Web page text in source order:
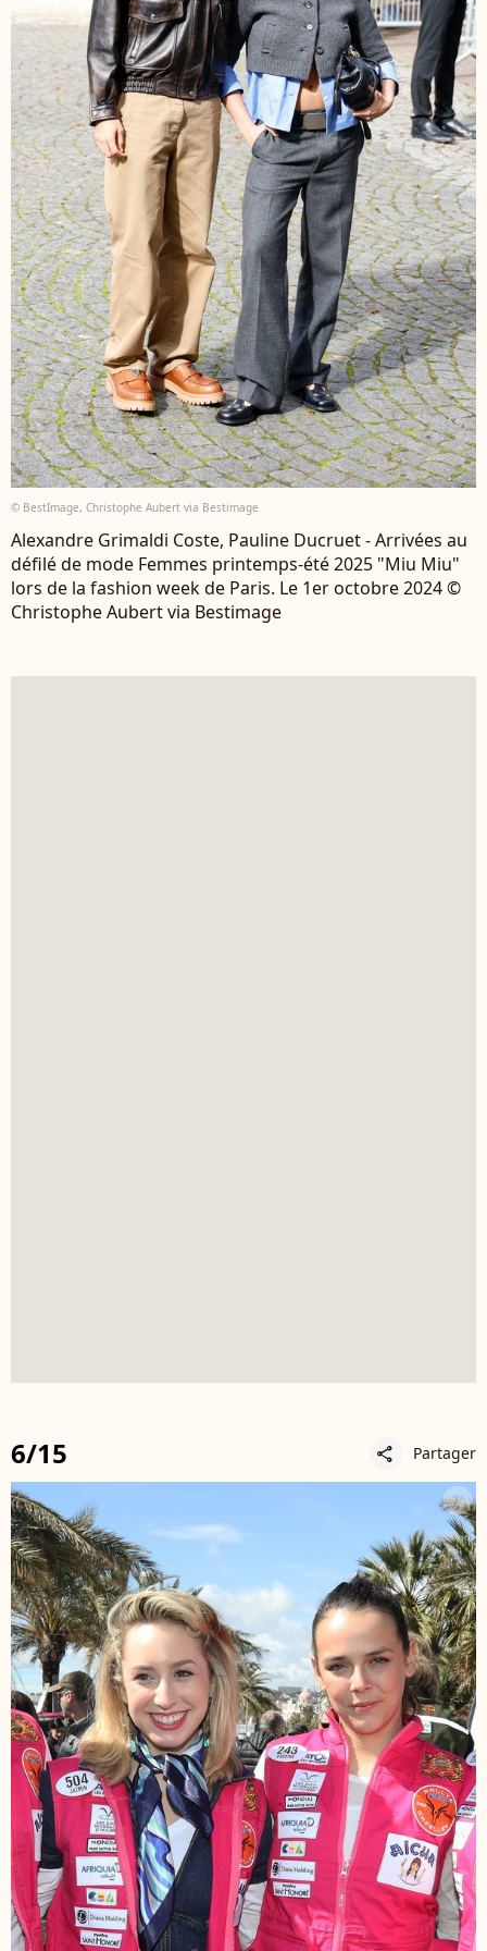
© BestImage, Christophe Aubert via Bestimage
Alexandre Grimaldi Coste, Pauline Ducruet - Arrivées au
défilé de mode Femmes printemps-été 2025 "Miu Miu"
lors de la fashion week de Paris. Le 1er octobre 2024 ©
Christophe Aubert via Bestimage
6/15 share Partager